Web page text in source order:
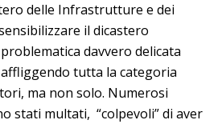
delle Infrastrutture e dei
il dicastero
davvero delicata
tutta la categoria
ma non solo. Numerosi
stati multati, “colpevoli” di aver